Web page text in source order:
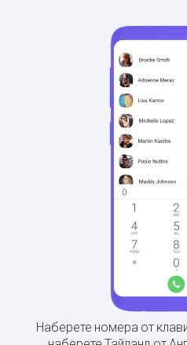
Наберете номера от